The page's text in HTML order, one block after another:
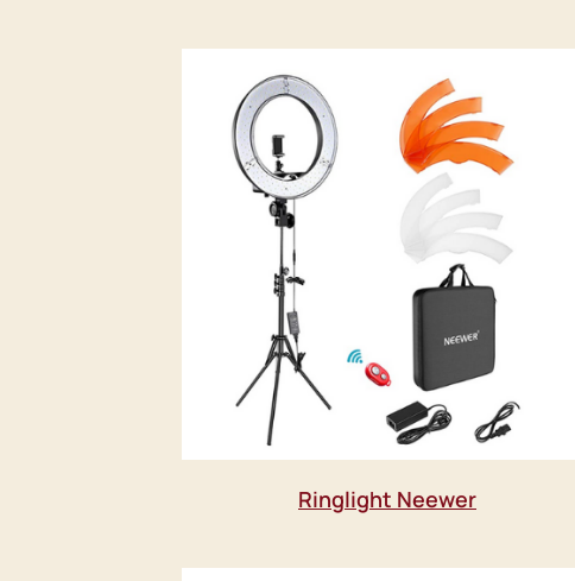
Ringlight Neewer